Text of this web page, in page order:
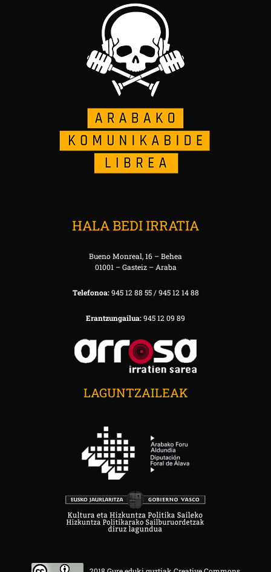
HALA BEDI IRRATIA
Bueno Monreal, 16 – Behea
01001 – Gasteiz – Araba
Telefonoa:945 12 88 55 / 945 12 14 88
Erantzungailua:945 12 09 89
LAGUNTZAILEAK